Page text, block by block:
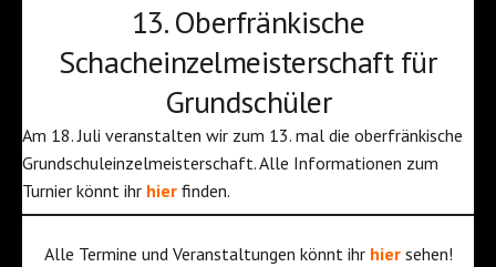
13. Oberfränkische
Schacheinzelmeisterschaft für
Grundschüler
Am 18. Juli veranstalten wir zum 13. mal die oberfränkische
Grundschuleinzelmeisterschaft. Alle Informationen zum
Turnier könnt ihr hier finden.
Alle Termine und Veranstaltungen könnt ihr hier sehen!